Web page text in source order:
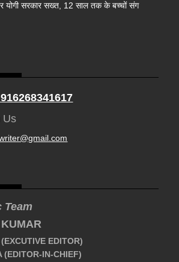
योगी सरकार सख्त, 12 साल तक के बच्चों संग
Us
Team
EDITOR)
(EDITOR-IN-CHIEF)